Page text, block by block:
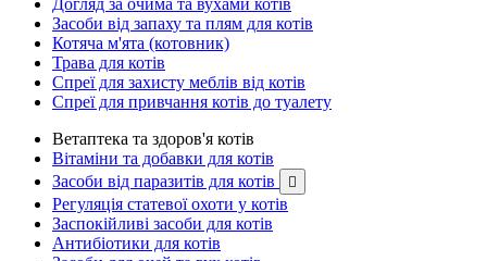
Догляд за очима та вухами котів
Засоби від запаху та плям для котів
Котяча м'ята (котовник)
Трава для котів
Спреї для захисту меблів від котів
Спреї для привчання котів до туалету
Ветаптека та здоров'я котів
Вітаміни та добавки для котів
Засоби від паразитів для котів

Регуляція статевої охоти у котів
Заспокійливі засоби для котів
Антибіотики для котів